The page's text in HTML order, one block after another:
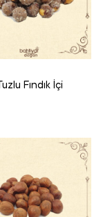
Tuzlu Fındık İçi